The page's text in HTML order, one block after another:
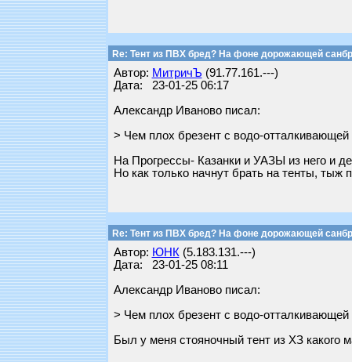
Re: Тент из ПВХ бред? На фоне дорожающей
Автор: МитричЪ (91.77.161.---)
Дата: 23-01-25 06:17
Александр Иваново писал:
> Чем плох брезент с водо-отталкивающей
На Прогрессы- Казанки и УАЗЫ из него и
Но как только начнут брать на тенты, тыж
Re: Тент из ПВХ бред? На фоне дорожающей
Автор: ЮНК (5.183.131.---)
Дата: 23-01-25 08:11
Александр Иваново писал:
> Чем плох брезент с водо-отталкивающей
Был у меня стояночный тент из ХЗ какого